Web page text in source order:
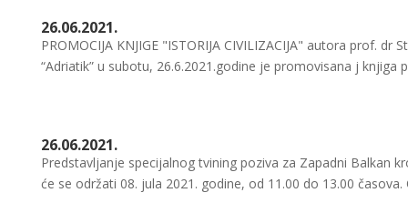
26.06.2021.
PROMOCIJA KNJIGE "ISTORIJA CIVILIZACIJA" autora prof.
“Adriatik” u subotu, 26.6.2021.godine je promovisana j
26.06.2021.
Predstavljanje specijalnog tvining poziva za Zapadni Balkan
će se održati 08. jula 2021. godine, od 11.00 do 13.00